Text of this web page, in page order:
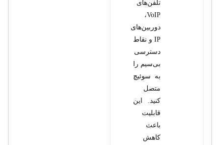
تلفن‌های
VoIP،
دوربین‌های
IP و نقاط
دسترسی
بی‌سیم را
به سوئیچ
متصل
کنید. این
قابلیت
باعث
کاهش